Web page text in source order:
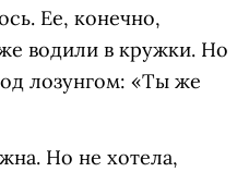
Ее, конечно,
водили в кружки. Но
лозунгом: «Ты же
Но не хотела,